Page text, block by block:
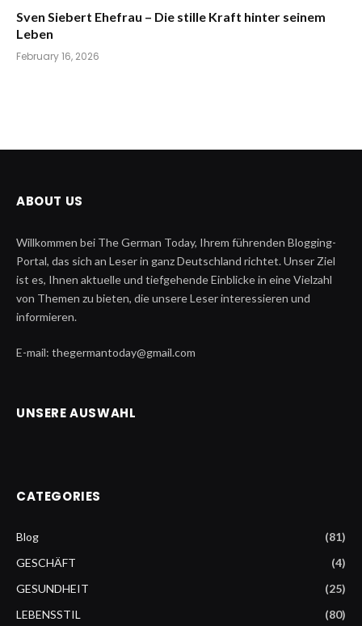
Sven Siebert Ehefrau – Die stille Kraft hinter seinem
Leben
February 16, 2026
ABOUT US
Willkommen bei The German Today, Ihrem führenden Blogging-
Portal, das sich an Leser in ganz Deutschland richtet. Unser Ziel
ist es, Ihnen aktuelle und tiefgehende Einblicke in eine Vielzahl
von Themen zu bieten, die unsere Leser interessieren und
informieren.
E-mail: thegermantoday@gmail.com
UNSERE AUSWAHL
CATEGORIES
Blog
(81)
GESCHÄFT
(4)
GESUNDHEIT
(25)
LEBENSSTIL
(80)